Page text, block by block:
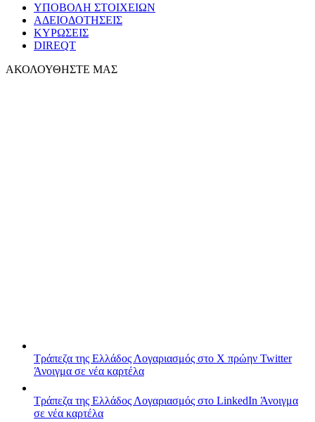
ΥΠΟΒΟΛΗ ΣΤΟΙΧΕΙΩΝ
ΑΔΕΙΟΔΟΤΗΣΕΙΣ
ΚΥΡΩΣΕΙΣ
DIREQT
ΑΚΟΛΟΥΘΗΣΤΕ ΜΑΣ
Τράπεζα της Ελλάδος Λογαριασμός στο X πρώην Twitter
Άνοιγμα σε νέα καρτέλα
Τράπεζα της Ελλάδος Λογαριασμός στο LinkedIn Άνοιγμα
σε νέα καρτέλα